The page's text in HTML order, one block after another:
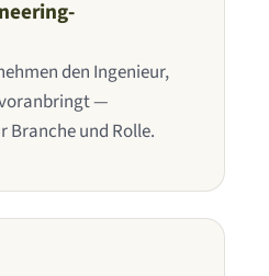
den Ingenieur,
—
Branche und Rolle.